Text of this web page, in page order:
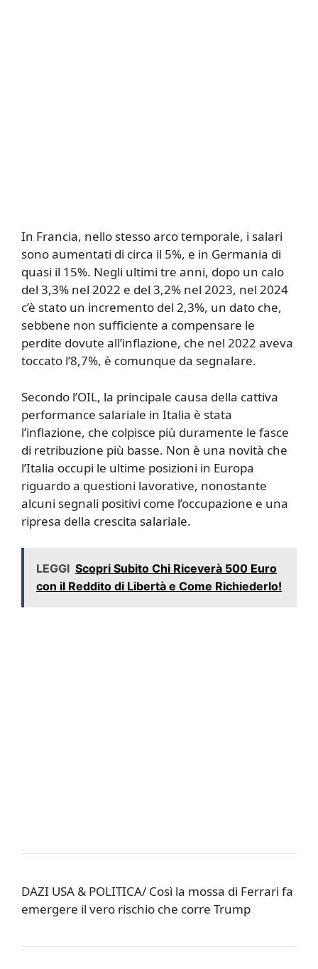
In Francia, nello stesso arco temporale, i salari
sono aumentati di circa il 5%, e in Germania di
quasi il 15%. Negli ultimi tre anni, dopo un calo
del 3,3% nel 2022 e del 3,2% nel 2023, nel 2024
c’è stato un incremento del 2,3%, un dato che,
sebbene non sufficiente a compensare le
perdite dovute all’inflazione, che nel 2022 aveva
toccato l’8,7%, è comunque da segnalare.
Secondo l’OIL, la principale causa della cattiva
performance salariale in Italia è stata
l’inflazione, che colpisce più duramente le fasce
di retribuzione più basse. Non è una novità che
l’Italia occupi le ultime posizioni in Europa
riguardo a questioni lavorative, nonostante
alcuni segnali positivi come l’occupazione e una
ripresa della crescita salariale.
LEGGI Scopri Subito Chi Riceverà 500 Euro
con il Reddito di Libertà e Come Richiederlo!
DAZI USA & POLITICA/ Così la mossa di Ferrari fa
emergere il vero rischio che corre Trump